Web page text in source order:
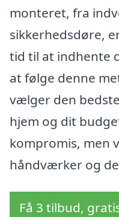
monteret, fra
sikkerhedsdøre,
tid til at indhente
at følge denne
vælger den
hjem og dit
kompromis, men
håndværker og
Få 3 tilbud,